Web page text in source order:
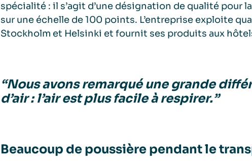
spécialité : il s’agit d’une désignation de qualité pour
sur une échelle de 100 points. L’entreprise exploite
Stockholm et Helsinki et fournit ses produits aux
“Nous avons remarqué une grande
d’air : l’air est plus facile à respirer.”
Beaucoup de poussière pendant le